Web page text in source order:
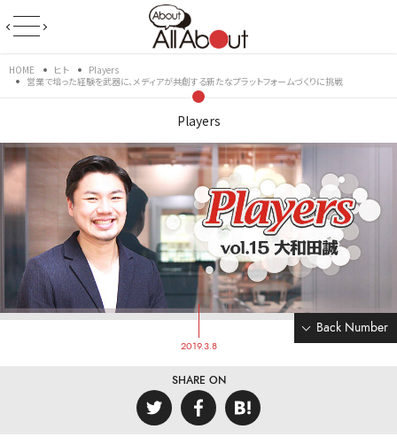
HOME ヒト
Players
営業で培った経験を武器に、メディアが共創する新たなプラットフォームづくりに挑戦
Players
Back Number
2019.3.8
SHARE ON